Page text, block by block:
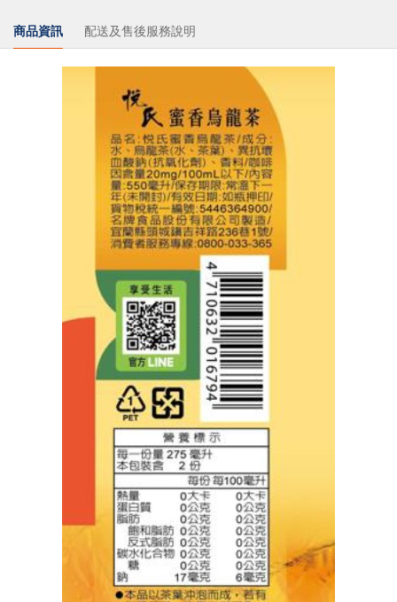
商品資訊 配送及售後服務說明